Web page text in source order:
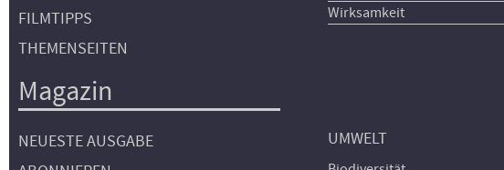
FILMTIPPS
THEMENSEITEN
Magazin
NEUESTE AUSGABE
Wirksamkeit
UMWELT